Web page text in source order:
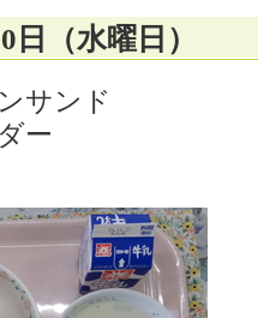
日（水曜日）
サンド
ー